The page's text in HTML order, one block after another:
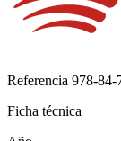
Referencia 978-84-
Ficha técnica